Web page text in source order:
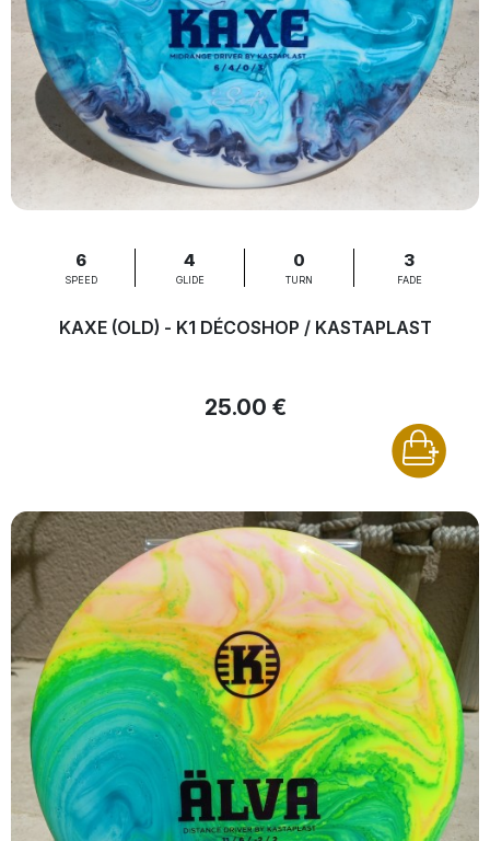
6
SPEED
4
GLIDE
0
TURN
3
FADE
KAXE (OLD) - K1 DÉCOSHOP / KASTAPLAST
25.00 €